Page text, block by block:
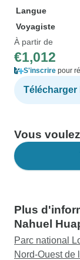
Langue
Voyagiste
À partir de
€1,012
S'inscrire pour
Vous
Plus
Nahuel
Parc national
Nord-Ouest de